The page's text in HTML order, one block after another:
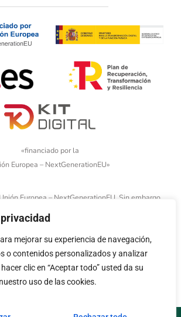
mejorar su experiencia de navegación,
o contenidos personalizados y analizar
clic en “Aceptar todo” usted da su
uso de las cookies.
«financiado por la
Europea – NextGenerationEU»
Europea – NextGenerationEU. Sin embargo,
y las opiniones expresadas son únicamente los
y no reflejan necesariamente los de la Unión
Europea. Ni la Unión Europea ni la Comisión
consideradas responsables de las mismas»